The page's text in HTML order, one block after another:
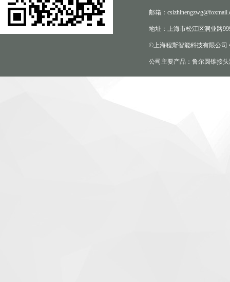
邮箱：
地址：上海市松江区洞业路
©上海程斯智能科技有限公司
公司主要产品：鲁尔圆锥接